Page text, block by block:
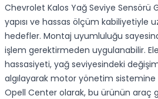
Chevrolet Kalos Yağ Seviye Sensörü
yapısı ve hassas ölçüm kabiliyetiyle
hedefler. Montaj uyumluluğu
işlem gerektirmeden uygulanabilir.
hassasiyeti, yağ seviyesindeki
algılayarak motor yönetim sistemine
Opell Center olarak, bu ürünün araç